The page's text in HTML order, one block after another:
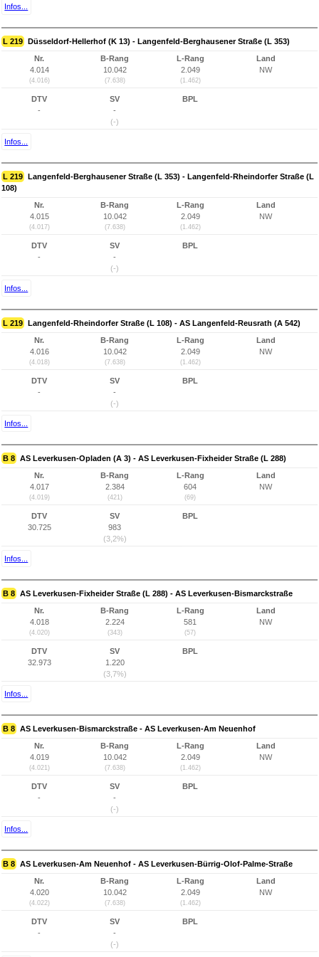
Infos...
L 219 Düsseldorf-Hellerhof (K 13) - Langenfeld-Berghausener Straße (L 353)
Nr.
4.014
(4.016)
B-Rang
10.042
(7.638)
L-Rang
2.049
(1.462)
Land
NW
DTV
-
SV
-
(-)
BPL
Infos...
L 219 Langenfeld-Berghausener Straße (L 353) - Langenfeld-Rheindorfer Straße (L
108)
Nr.
4.015
(4.017)
B-Rang
10.042
(7.638)
L-Rang
2.049
(1.462)
Land
NW
DTV
-
SV
-
(-)
BPL
Infos...
L 219 Langenfeld-Rheindorfer Straße (L 108) - AS Langenfeld-Reusrath (A 542)
Nr.
4.016
(4.018)
B-Rang
10.042
(7.638)
L-Rang
2.049
(1.462)
Land
NW
DTV
-
SV
-
(-)
BPL
Infos...
B 8 AS Leverkusen-Opladen (A 3) - AS Leverkusen-Fixheider Straße (L 288)
Nr.
4.017
(4.019)
B-Rang
2.384
(421)
L-Rang
604
(69)
Land
NW
DTV
30.725
SV
983
(3,2%)
BPL
Infos...
B 8 AS Leverkusen-Fixheider Straße (L 288) - AS Leverkusen-Bismarckstraße
Nr.
4.018
(4.020)
B-Rang
2.224
(343)
L-Rang
581
(57)
Land
NW
DTV
32.973
SV
1.220
(3,7%)
BPL
Infos...
B 8 AS Leverkusen-Bismarckstraße - AS Leverkusen-Am Neuenhof
Nr.
4.019
(4.021)
B-Rang
10.042
(7.638)
L-Rang
2.049
(1.462)
Land
NW
DTV
-
SV
-
(-)
BPL
Infos...
B 8 AS Leverkusen-Am Neuenhof - AS Leverkusen-Bürrig-Olof-Palme-Straße
Nr.
4.020
(4.022)
B-Rang
10.042
(7.638)
L-Rang
2.049
(1.462)
Land
NW
DTV
-
SV
-
(-)
BPL